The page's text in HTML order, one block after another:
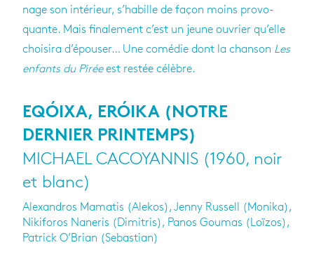
nage son inté­rieur, s’ha­bille de façon moins pro­vo­
quante. Mais fina­le­ment c’est un jeune ouvrier qu’elle
choi­sira d’épou­ser… Une comé­die dont la chan­son Les
enfants du Piréeest res­tée célèbre.
EQÓIXA, ERÓIKA (NOTRE
DERNIER PRINTEMPS)
MICHAEL CACOYANNIS (1960, noir
et blanc)
Alexandros Mamatis (Alekos), Jenny Russell (Monika),
Nikiforos Naneris (Dimitris), Panos Goumas (Loïzos),
Patrick O’Brian (Sebastian)